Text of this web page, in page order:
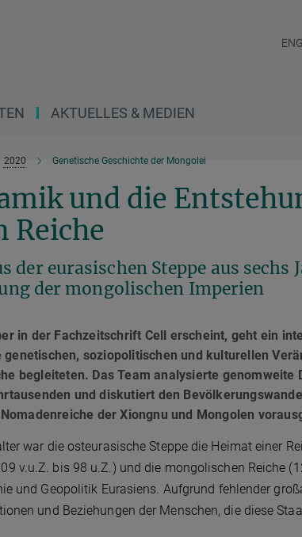
AKTUELLES & MEDIEN
2020 Genetische Geschichte der Mongolei
und die
Reiche
der eurasischen Steppe aus sechs
der mongolischen Imperien
in der Fachzeitschrift Cell erscheint, geht ein
soziopolitischen und kulturellen
begleiteten. Das Team analysierte genomweite
und diskutiert den
der Xiongnu und Mongolen
war die osteurasische Steppe die Heimat einer
v.u.Z. bis 98 u.Z.) und die mongolischen Reiche
und Geopolitik Eurasiens. Aufgrund fehlender
und Beziehungen der Menschen, die diese